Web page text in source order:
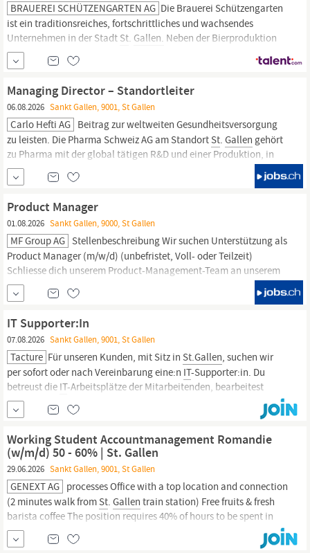
BRAUEREI SCHÜTZENGARTEN AG Die Brauerei Schützengarten
ist ein traditionsreiches, fortschrittliches und wachsendes
Unternehmen in der Stadt St. Gallen. Neben der Bierproduktion
und dem Verkauf der qualitativ hochstehenden Schützengarten-
Biere sind wir auch im Getränkehandel tätig. Du möchtest
Unternehmen...
Managing Director – Standortleiter
06.08.2026 Sankt Gallen, 9001, St Gallen
Carlo Hefti AG Beitrag zur weltweiten Gesundheitsversorgung
zu leisten. Die Pharma Schweiz AG am Standort St. Gallen gehört
zu Pharma mit der global tätigen R&D und einer Produktion, in
der entsprechend den Kernkompetenzen Glas und Polymer-
Produkte hergestellt werden. Das in
Product Manager
01.08.2026 Sankt Gallen, 9000, St Gallen
MF Group AG Stellenbeschreibung Wir suchen Unterstützung als
Product Manager (m/w/d) (unbefristet, Voll- oder Teilzeit)
Schliesse dich unserem Product-Management-Team an unserem
Standort in
. Gallen
Produkte - flexible Arbeitsbedingungen verfügbar Als Product
IT Supporter:In
07.08.2026 Sankt Gallen, 9001, St Gallen
Tacture Für unseren Kunden, mit Sitz in St.Gallen, suchen wir
per sofort oder nach Vereinbarung eine:n IT-Supporter:in. Du
betreust die IT-Arbeitsplätze der Mitarbeitenden, bearbeitest
Störungen im 1st und 2nd Level und sorgst dafür, dass der Betrieb
reibungslos läuft. Aufgaben Enduser Support im Bereich Digital
Working Student Accountmanagement Romandie
(w/m/d) 50 - 60% | St. Gallen
29.06.2026 Sankt Gallen, 9001, St Gallen
GENEXT AG processes Office with a top location and connection
(2 minutes walk from St. Gallen train station) Free fruits & fresh
barista coffee The position requires 40% of hours to be spent in
our office in
. Gallen.
Apply for the position with your CV, cover
letter, and references. We look forward to...